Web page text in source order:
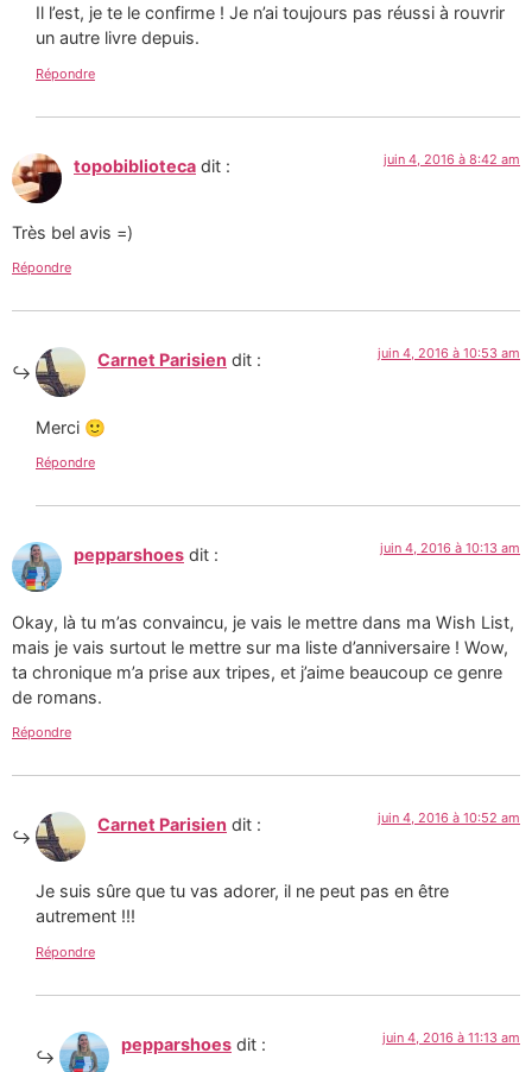
Il l’est, je te le confirme ! Je n’ai toujours pas réussi à rouvrir
un autre livre depuis.
Répondre
topobiblioteca dit : juin 4, 2016 à 8:42 am
Très bel avis =)
Répondre
Carnet Parisien dit : juin 4, 2016 à 10:53 am
Merci 🙂
Répondre
pepparshoes dit : juin 4, 2016 à 10:13 am
Okay, là tu m’as convaincu, je vais le mettre dans ma Wish List,
mais je vais surtout le mettre sur ma liste d’anniversaire ! Wow,
ta chronique m’a prise aux tripes, et j’aime beaucoup ce genre
de romans.
Répondre
Carnet Parisien dit : juin 4, 2016 à 10:52 am
Je suis sûre que tu vas adorer, il ne peut pas en être
autrement !!!
Répondre
pepparshoes dit : juin 4, 2016 à 11:13 am